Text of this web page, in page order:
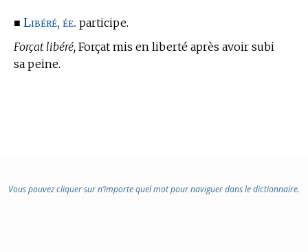
■ Libéré, ée. participe.
Forçat libéré, Forçat mis en liberté après avoir subi
sa peine.
Vous pouvez cliquer sur n’importe quel mot pour naviguer dans le dictionnaire.